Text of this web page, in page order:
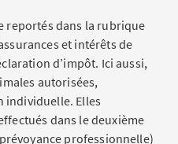
reportés dans la rubrique
et intérêts de
d’impôt. Ici aussi,
autorisées,
individuelle. Elles
dans le deuxième
professionnelle)